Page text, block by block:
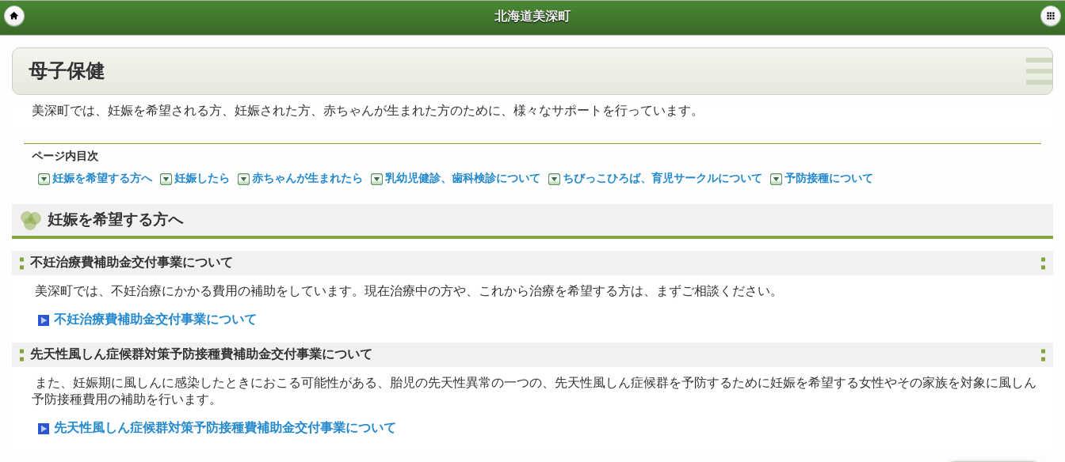
北海道美深町
母子保健
美深町では、妊娠を希望される方、妊娠された方、赤ちゃんが生まれた方のために、様々なサポートを行っています。
ページ内目次
妊娠を希望する方へ
妊娠したら 赤ちゃんが生まれたら 乳幼児健診、歯科検診について ちびっこひろば、育児サークルについて 予防接種について
妊娠を希望する方へ
不妊治療費補助金交付事業について
美深町では、不妊治療にかかる費用の補助をしています。現在治療中の方や、これから治療を希望する方は、まずご相談ください。
不妊治療費補助金交付事業について
先天性風しん症候群対策予防接種費補助金交付事業について
また、妊娠期に風しんに感染したときにおこる可能性がある、胎児の先天性異常の一つの、先天性風しん症候群を予防するために妊娠を希望する女性やその家族を対象に風しん
予防接種費用の補助を行います。
先天性風しん症候群対策予防接種費補助金交付事業について